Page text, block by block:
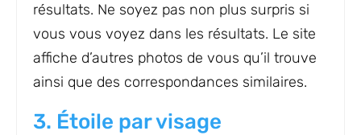
résultats. Ne soyez pas non plus surpris si
vous vous voyez dans les résultats. Le site
affiche d’autres photos de vous qu’il trouve
ainsi que des correspondances similaires.
3. Étoile par visage